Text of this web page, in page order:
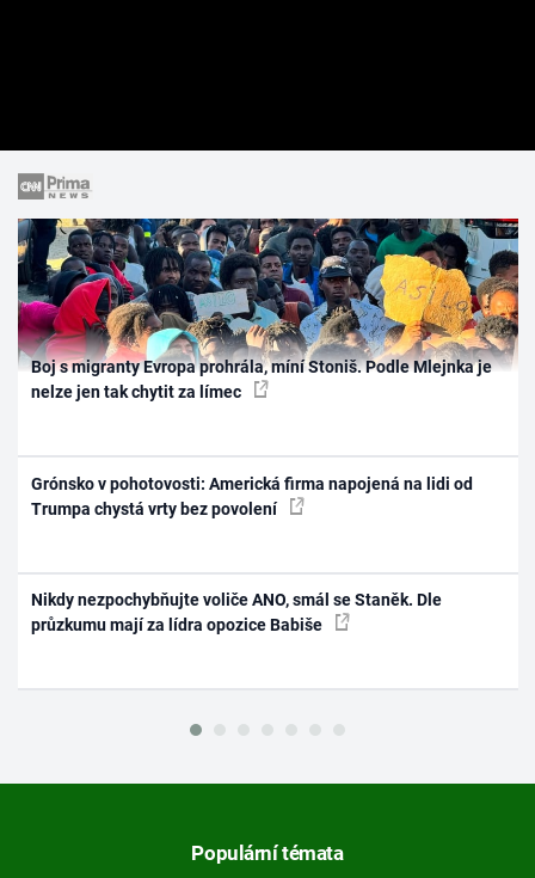
Boj s migranty Evropa prohrála, míní Stoniš. Podle Mlejnka je
nelze jen tak chytit za límec
Grónsko v pohotovosti: Americká firma napojená na lidi od
Trumpa chystá vrty bez povolení
Nikdy nezpochybňujte voliče ANO, smál se Staněk. Dle
průzkumu mají za lídra opozice Babiše
Populární témata